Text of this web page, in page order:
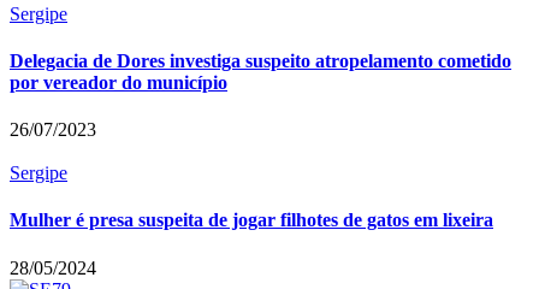
Sergipe
Delegacia de Dores investiga suspeito atropelamento cometido
por vereador do município
26/07/2023
Sergipe
Mulher é presa suspeita de jogar filhotes de gatos em lixeira
28/05/2024